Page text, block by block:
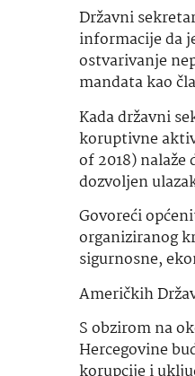
Državni
informacije da
ostvarivanje
mandata kao
Kada državni
koruptivne
of 2018)
dozvoljen
Govoreći
organiziranog
sigurnosne,
Američkih
S obzirom na
Hercegovine